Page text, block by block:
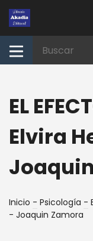
EL
Elvira
Inicio - Psicología -
- Joaquin Zamora